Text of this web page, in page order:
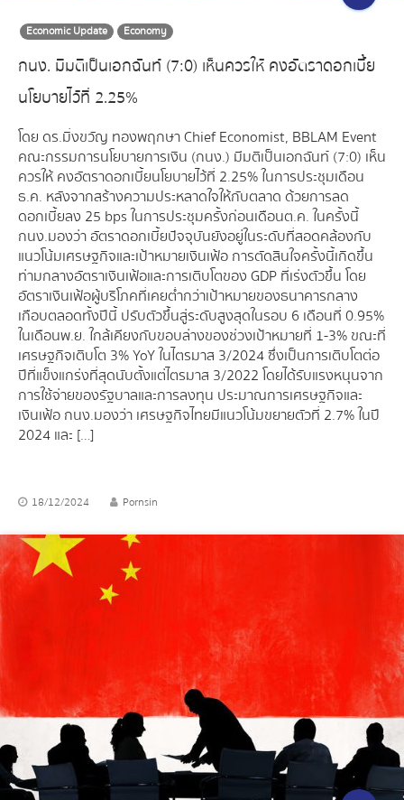
Economic Update Economy
กนง. มีมติเป็นเอกฉันท์ (7:0) เห็นควรให้ คงอัตราดอกเบี้ย
นโยบายไว้ที่ 2.25%
โดย ดร.มิ่งขวัญ ทองพฤกษา Chief Economist, BBLAM Event
คณะกรรมการนโยบายการเงิน (กนง.) มีมติเป็นเอกฉันท์ (7:0) เห็น
ควรให้ คงอัตราดอกเบี้ยนโยบายไว้ที่ 2.25% ในการประชุมเดือน
ธ.ค. หลังจากสร้างความประหลาดใจให้กับตลาด ด้วยการลด
ดอกเบี้ยลง 25 bps ในการประชุมครั้งก่อนเดือนต.ค. ในครั้งนี้
กนง. มองว่า อัตราดอกเบี้ยปัจจุบันยังอยู่ในระดับที่สอดคล้องกับ
แนวโน้มเศรษฐกิจและเป้าหมายเงินเฟ้อ การตัดสินใจครั้งนี้เกิดขึ้น
ท่ามกลางอัตราเงินเฟ้อและการเติบโตของ GDP ที่เร่งตัวขึ้น โดย
อัตราเงินเฟ้อผู้บริโภคที่เคยต่ำกว่าเป้าหมายของธนาคารกลาง
เกือบตลอดทั้งปีนี้ ปรับตัวขึ้นสู่ระดับสูงสุดในรอบ 6 เดือนที่ 0.95%
ในเดือนพ.ย. ใกล้เคียงกับขอบล่างของช่วงเป้าหมายที่ 1-3% ขณะที่
เศรษฐกิจเติบโต 3% YoY ในไตรมาส 3/2024 ซึ่งเป็นการเติบโตต่อ
ปีที่แข็งแกร่งที่สุดนับตั้งแต่ไตรมาส 3/2022 โดยได้รับแรงหนุนจาก
การใช้จ่ายของรัฐบาลและการลงทุน ประมาณการเศรษฐกิจและ
เงินเฟ้อ กนง.มองว่า เศรษฐกิจไทยมีแนวโน้มขยายตัวที่ 2.7% ในปี
2024 และ […]
18/12/2024 Pornsin